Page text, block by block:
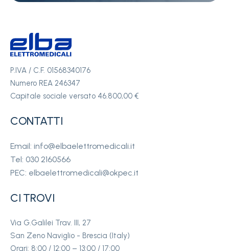
P.IVA / C.F. 01568340176
Numero REA 246347
Capitale sociale versato 46.800,00 €
CONTATTI
Email: info@elbaelettromedicali.it
Tel: 030 2160566
PEC: elbaelettromedicali@okpec.it
CI TROVI
Via G.Galilei Trav. III, 27
San Zeno Naviglio - Brescia (Italy)
Orari: 8:00 / 12:00 – 13:00 / 17:00